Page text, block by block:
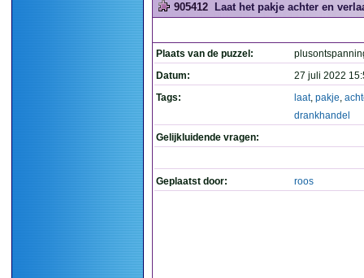
905412 Laat het pakje achter en
Plaats van de puzzel:
Datum:
27 juli 2022
Tags:
laat, pakje,
drankhandel
Gelijkluidende vragen:
Geplaatst door: roos